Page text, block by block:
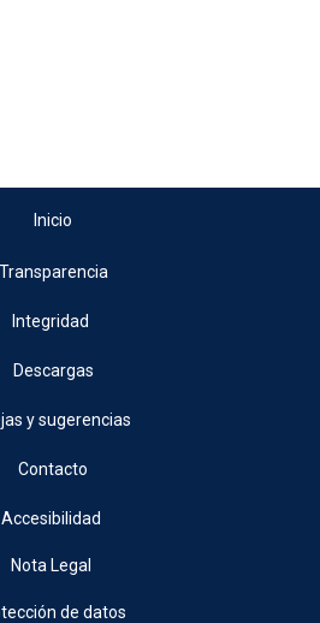
Inicio
Transparencia
Integridad
Descargas
y sugerencias
Contacto
Accesibilidad
Nota Legal
de datos